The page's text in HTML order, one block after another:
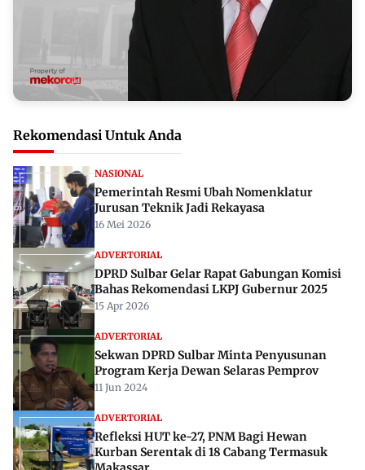
Rekomendasi Untuk Anda
NASIONAL
Pemerintah Resmi Ubah Nomenklatur
Jurusan Teknik Jadi Rekayasa
16 Mei 2026
ADVERTORIAL
DPRD Sulbar Gelar Rapat Gabungan Komisi
Bahas Rekomendasi LKPJ Gubernur 2025
15 Apr 2026
ADVERTORIAL
Sekwan DPRD Sulbar Minta Penyusunan
Program Kerja Dewan Selaras Pemprov
11 Jun 2024
ADVERTORIAL
Refleksi HUT ke-27, PNM Bagi Hewan
Kurban Serentak di 18 Cabang Termasuk